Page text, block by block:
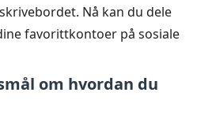
Nå kan du dele
favorittkontoer på sosiale
om hvordan du